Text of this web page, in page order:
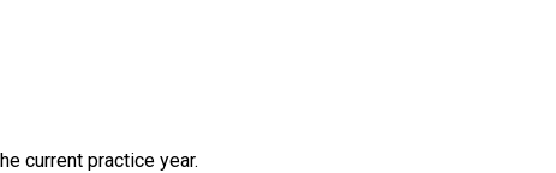
current practice year.